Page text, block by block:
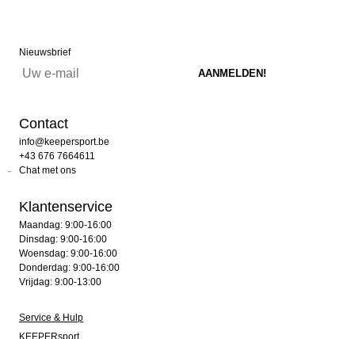
Nieuwsbrief
Contact
info@keepersport.be
+43 676 7664611
Chat met ons
Klantenservice
Maandag: 9:00-16:00
Dinsdag: 9:00-16:00
Woensdag: 9:00-16:00
Donderdag: 9:00-16:00
Vrijdag: 9:00-13:00
Service & Hulp
KEEPERsport